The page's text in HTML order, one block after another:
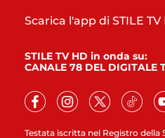
Testata iscritta nel Registro della
Scarica l'app di STILE TV
STILE TV HD in onda su:
CANALE 78 DEL DIGITALE